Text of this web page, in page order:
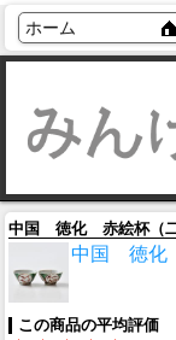
ホーム
中国 徳化 赤絵杯（二
中国 徳化
この商品の平均評価